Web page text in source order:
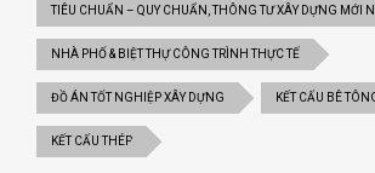
TIÊU CHUẨN – QUY CHUẨN, THÔNG TƯ XÂY DỰNG MỚI
NHÀ PHỐ & BIỆT THỰ CÔNG TRÌNH THỰC TẾ
ĐỒ ÁN TỐT NGHIỆP XÂY DỰNG KẾT CẤU BÊ
KẾT CẤU THÉP